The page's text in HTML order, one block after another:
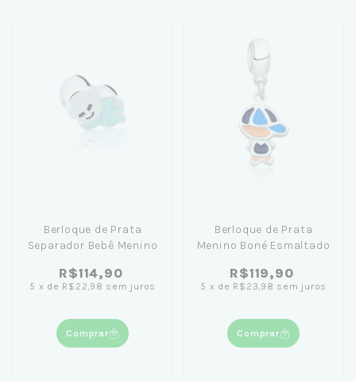
Berloque de Prata
Separador Bebê Menino
R$114,90
5 x de R$22,98 sem juros
Comprar
Berloque de Prata
Menino Boné Esmaltado
R$119,90
5 x de R$23,98 sem juros
Comprar